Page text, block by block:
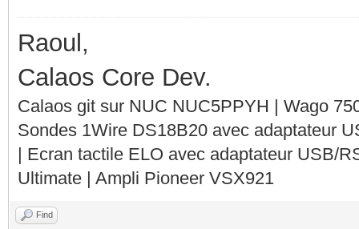
Raoul,
Calaos Core Dev.
Calaos git sur NUC NUC5PPYH | Wago
Sondes 1Wire DS18B20 avec adaptateur
| Ecran tactile ELO avec adaptateur USB/
Ultimate | Ampli Pioneer VSX921
Find